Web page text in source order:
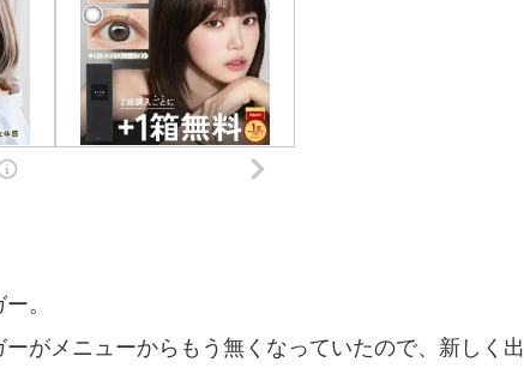
。
がメニューからもう無くなっていたので、新しく出